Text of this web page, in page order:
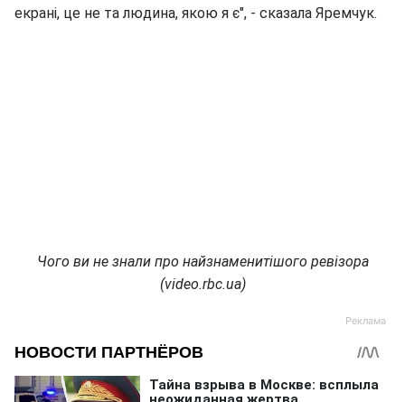
екрані, це не та людина, якою я є", - сказала Яремчук.
Чого ви не знали про найзнаменитішого ревізора
(video.rbc.ua)